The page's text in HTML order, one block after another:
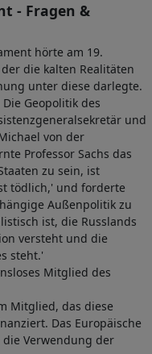
- Fragen &
hörte am 19.
die kalten Realitäten
unter diese darlegte.
Geopolitik des
und
von der
Professor Sachs das
zu sein, ist
tödlich,' und forderte
Außenpolitik zu
ist, die Russlands
versteht und die
steht.'
Mitglied des
Mitglied, das diese
Das Europäische
Verwendung der